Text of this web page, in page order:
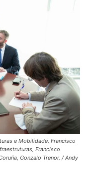
e Mobilidade, Francisco
Francisco
Gonzalo Trenor. / Andy